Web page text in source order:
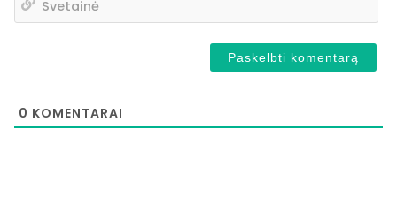
0 KOMENTARAI